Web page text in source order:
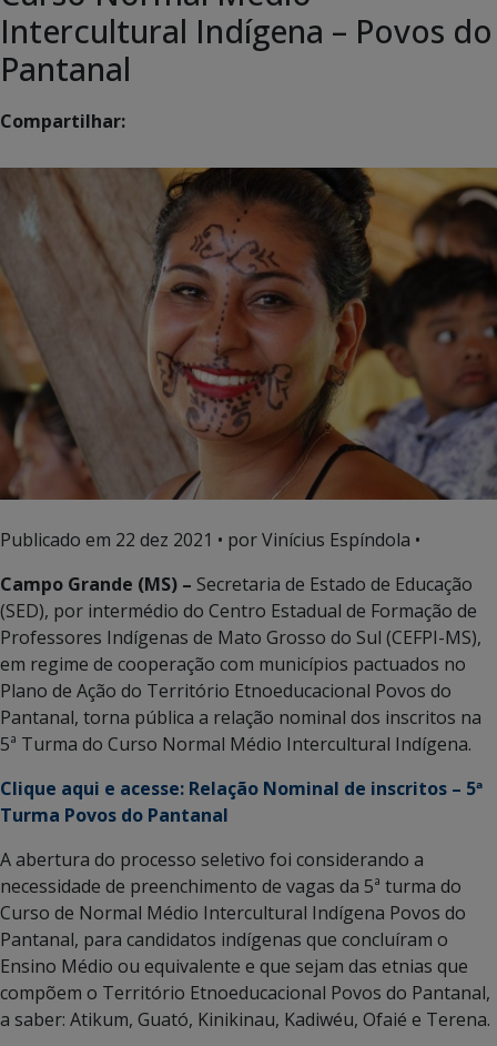
Intercultural Indígena – Povos do
Pantanal
Compartilhar:
Publicado em 22 dez 2021 • por Vinícius Espíndola •
Campo Grande (MS) – Secretaria de Estado de Educação
(SED), por intermédio do Centro Estadual de Formação de
Professores Indígenas de Mato Grosso do Sul (CEFPI-MS),
em regime de cooperação com municípios pactuados no
Plano de Ação do Território Etnoeducacional Povos do
Pantanal, torna pública a relação nominal dos inscritos na
5ª Turma do Curso Normal Médio Intercultural Indígena.
Clique aqui e acesse: Relação Nominal de inscritos – 5ª
Turma Povos do Pantanal
A abertura do processo seletivo foi considerando a
necessidade de preenchimento de vagas da 5ª turma do
Curso de Normal Médio Intercultural Indígena Povos do
Pantanal, para candidatos indígenas que concluíram o
Ensino Médio ou equivalente e que sejam das etnias que
compõem o Território Etnoeducacional Povos do Pantanal,
a saber: Atikum, Guató, Kinikinau, Kadiwéu, Ofaié e Terena.